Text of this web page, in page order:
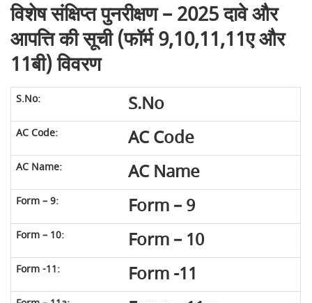
विशेष संक्षिप्त पुनरीक्षण – 2025 दावे और
आपत्ति की सूची (फॉर्म 9,10,11,11ए और
11बी) विवरण
S.No
AC Code
AC Name
Form – 9
Form – 10
Form -11